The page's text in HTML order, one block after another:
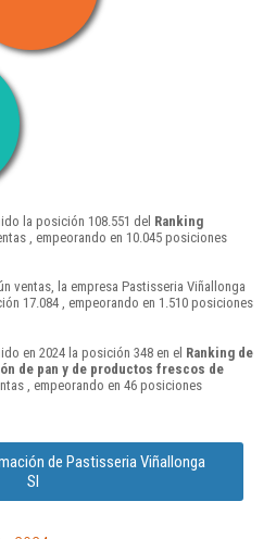
la posición 108.551 del Ranking
, empeorando en 10.045 posiciones
ventas, la empresa Pastisseria Viñallonga
17.084 , empeorando en 1.510 posiciones
en 2024 la posición 348 en el Ranking de
de pan y de productos frescos de
, empeorando en 46 posiciones
de Pastisseria Viñallonga
Sl